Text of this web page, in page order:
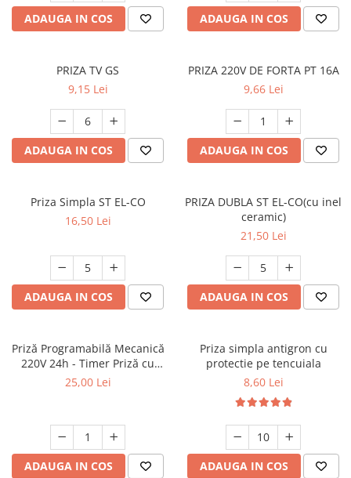
ADAUGA IN COS ADAUGA IN COS
PRIZA TV GS
9,15 Lei
ADAUGA IN COS
PRIZA 220V DE FORTA PT 16A
9,66 Lei
ADAUGA IN COS
Priza Simpla ST EL-CO
16,50 Lei
ADAUGA IN COS
PRIZA DUBLA ST EL-CO(cu inel
ceramic)
21,50 Lei
ADAUGA IN COS
Priză Programabilă Mecanică
220V 24h - Timer Priză cu
Programare, Economisire
25,00 Lei
ADAUGA IN COS
Priza simpla antigron cu
protectie pe tencuiala
8,60 Lei
ADAUGA IN COS